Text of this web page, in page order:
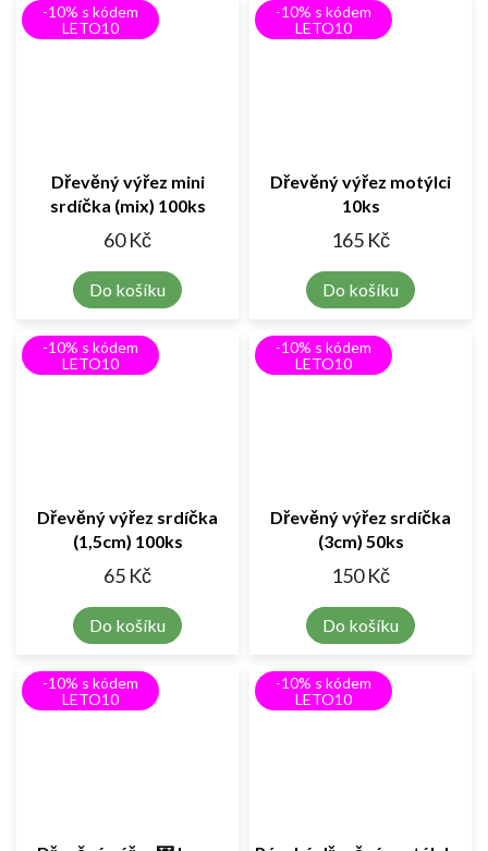
-10% s kódem
LETO10
Dřevěný výřez mini
srdíčka (mix) 100ks
60 Kč
Do košíku
-10% s kódem
LETO10
Dřevěný výřez motýlci
10ks
165 Kč
Do košíku
-10% s kódem
LETO10
Dřevěný výřez srdíčka
(1,5cm) 100ks
65 Kč
Do košíku
-10% s kódem
LETO10
Dřevěný výřez srdíčka
(3cm) 50ks
150 Kč
Do košíku
-10% s kódem
LETO10
-10% s kódem
LETO10